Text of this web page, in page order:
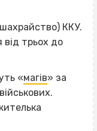
ККУ.
від трьох до
«магів» за